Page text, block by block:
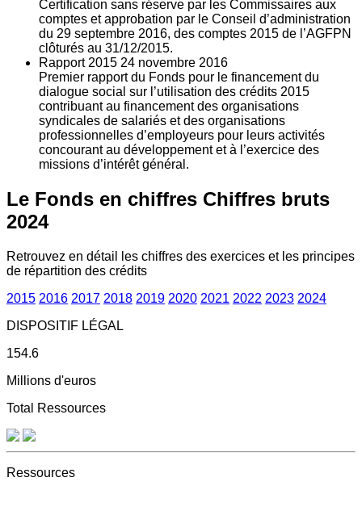
Certification sans réserve par les Commissaires aux
comptes et approbation par le Conseil d’administration
du 29 septembre 2016, des comptes 2015 de l’AGFPN
clôturés au 31/12/2015.
Rapport 2015 24 novembre 2016
Premier rapport du Fonds pour le financement du
dialogue social sur l’utilisation des crédits 2015
contribuant au financement des organisations
syndicales de salariés et des organisations
professionnelles d’employeurs pour leurs activités
concourant au développement et à l’exercice des
missions d’intérêt général.
Le Fonds en chiffres Chiffres bruts
2024
Retrouvez en détail les chiffres des exercices et les principes
de répartition des crédits
2015 2016 2017 2018 2019 2020 2021 2022 2023 2024
DISPOSITIF LÉGAL
154.6
Millions d'euros
Total Ressources
Ressources